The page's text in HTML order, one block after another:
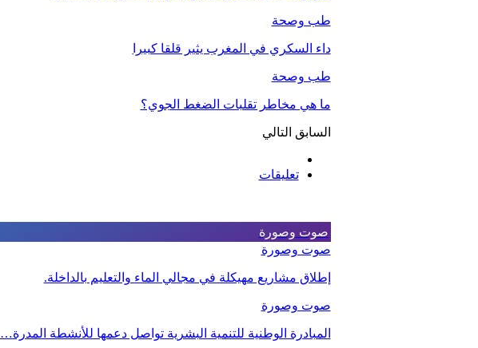
طب وصحة
داء السكري في المغرب يثير قلقا كبيرا
طب وصحة
ما هي مخاطر تقلبات الضغط الجوي؟
السابق التالي
تعليقات
صوت وصورة
صوت وصورة
إطلاق مشاريع مهيكلة في مجالي الماء والتعليم بالداخلة.
صوت وصورة
المبادرة الوطنية للتنمية البشرية تواصل دعمها للأنشطة المدرة…